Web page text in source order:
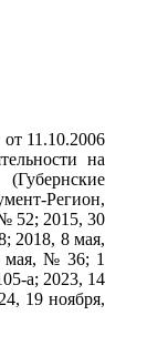
11.10.2006
на
Регион,
52; 2015, 30
2018, 8 мая,
мая, № 36; 1
а; 2023, 14
19 ноября,